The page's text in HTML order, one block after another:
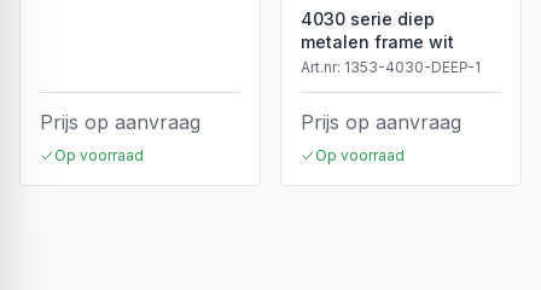
Prijs op aanvraag
Op voorraad
4030 serie diep
metalen frame wit
Art.nr: 1353-4030-DEEP-1
Prijs op aanvraag
Op voorraad